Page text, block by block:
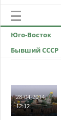
Юго-Восток
Бывший СССР
28-04-2014,
12:12